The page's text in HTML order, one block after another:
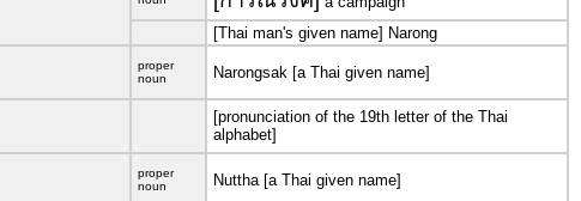
[Thai man's given name] Narong
proper
noun
Narongsak [a Thai given name]
[pronunciation of the 19th letter of the Thai
alphabet]
proper
noun
Nuttha [a Thai given name]